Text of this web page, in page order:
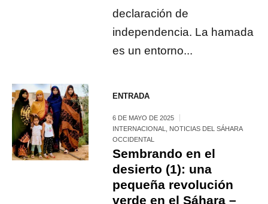
declaración de
independencia. La hamada
es un entorno...
ENTRADA
6 DE MAYO DE 2025
INTERNACIONAL
NOTICIAS DEL SÁHARA
OCCIDENTAL
Sembrando en el
desierto (1): una
pequeña revolución
verde en el Sáhara –